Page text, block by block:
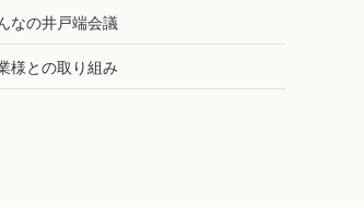
なの井戸端会議
様との取り組み